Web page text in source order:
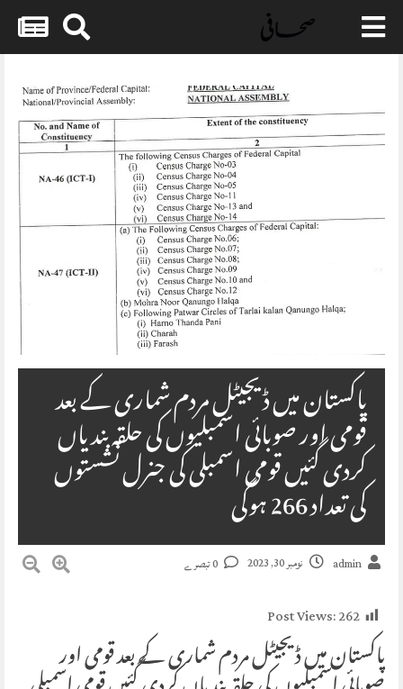
Skip
پاکستان میں ڈیجیٹل مردم شماری کے بعد
قومی اور صوبائی اسمبلیوں کی حلقہ بندیاں
کردی گئیں قومی اسمبلی کی جنرل نشستوں
کی تعداد 266 ہوگی
admin نومبر 30, 2023
Post Views:262
پاکستان میں ڈیجیٹل مردم شماری کے بعد قومی اور